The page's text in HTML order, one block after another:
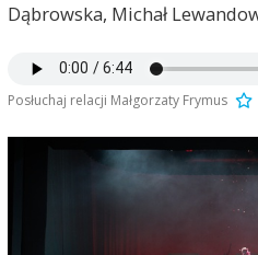
Dąbrowska, Michał
Posłuchaj relacji Małgorzaty Frymus